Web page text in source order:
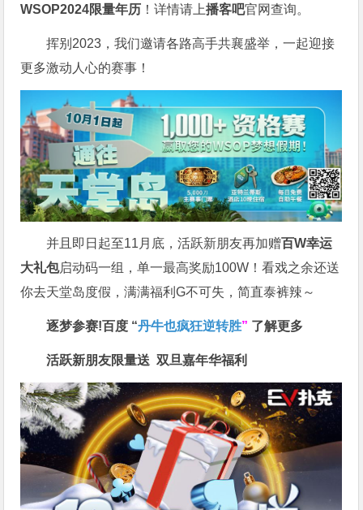
WSOP2024限量年历 ！详情请上播客吧官网查询。
挥别2023，我们邀请各路高手共襄盛举，一起迎接
更多激动人心的赛事！
并且即日起至11月底，活跃新朋友再加赠百W幸运
大礼包启动码一组，单一最高奖励100W！看戏之余还送
你去天堂岛度假，满满福利G不可失，简直泰裤辣～
逐梦参赛!百度 “丹牛也疯狂逆转胜” 了解更多
活跃新朋友限量送双旦嘉年华福利